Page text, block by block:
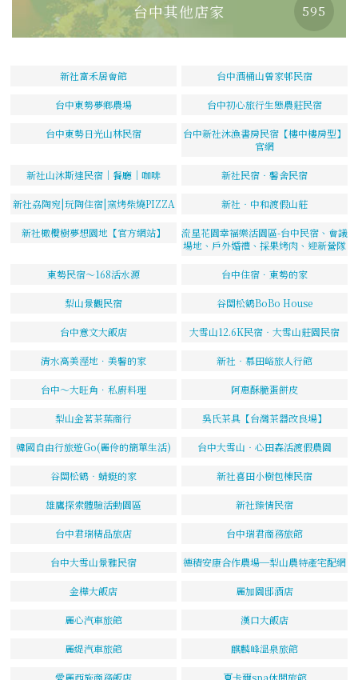
台中其他店家 595
新社富禾居會館 台中酒桶山曾家邨民宿
台中東勢夢鄉農場 台中初心旅行生態農莊民宿
台中東勢日光山林民宿
台中新社沐漁書房民宿【樓中樓房型】
官網
新社山沐斯達民宿｜餐廳｜咖啡 新社民宿‧馨舍民宿
新社劦陶宛|玩陶住宿|窯烤柴燒PIZZA 新社‧中和渡假山莊
新社橄欖樹夢想園地【官方網站】
流星花園幸福樂活園區-台中民宿、會議
場地、戶外婚禮、採果烤肉、迎新營隊
東勢民宿～168活水源 台中住宿．東勢的家
梨山景觀民宿 谷關松鶴BoBo House
台中意文大飯店 大雪山12.6K民宿‧大雪山莊園民宿
清水高美溼地．美馨的家 新社‧慕田峪旅人行館
台中～大旺角．私廚料理 阿惠酥脆蛋餅皮
梨山金茗茶葉商行 吳氏茶具【台灣茶器改良場】
韓國自由行旅遊Go(麗伶的簡單生活) 台中大雪山‧心田森活渡假農園
谷關松鶴‧蜻蜓的家 新社喜田小樹包棟民宿
雄鷹探索體驗活動園區 新社臻情民宿
台中君瑞精品旅店 台中瑞君商務旅館
台中大雪山景雅民宿 德積安康合作農場─梨山農特產宅配網
金樺大飯店 麗加園邸酒店
麗心汽車旅館 漢口大飯店
麗緹汽車旅館 麒麟峰溫泉旅館